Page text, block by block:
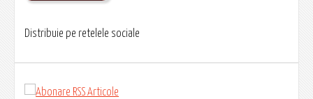
Distribuie pe retelele sociale